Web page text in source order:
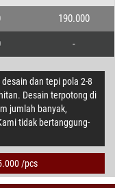
190.000
-
dan tepi pola 2-8
Desain terpotong di
jumlah banyak,
tidak bertanggung-
/pcs